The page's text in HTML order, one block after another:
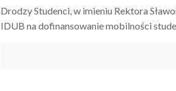
Drodzy Studenci, w imieniu Rektora
IDUB na dofinansowanie mobilności